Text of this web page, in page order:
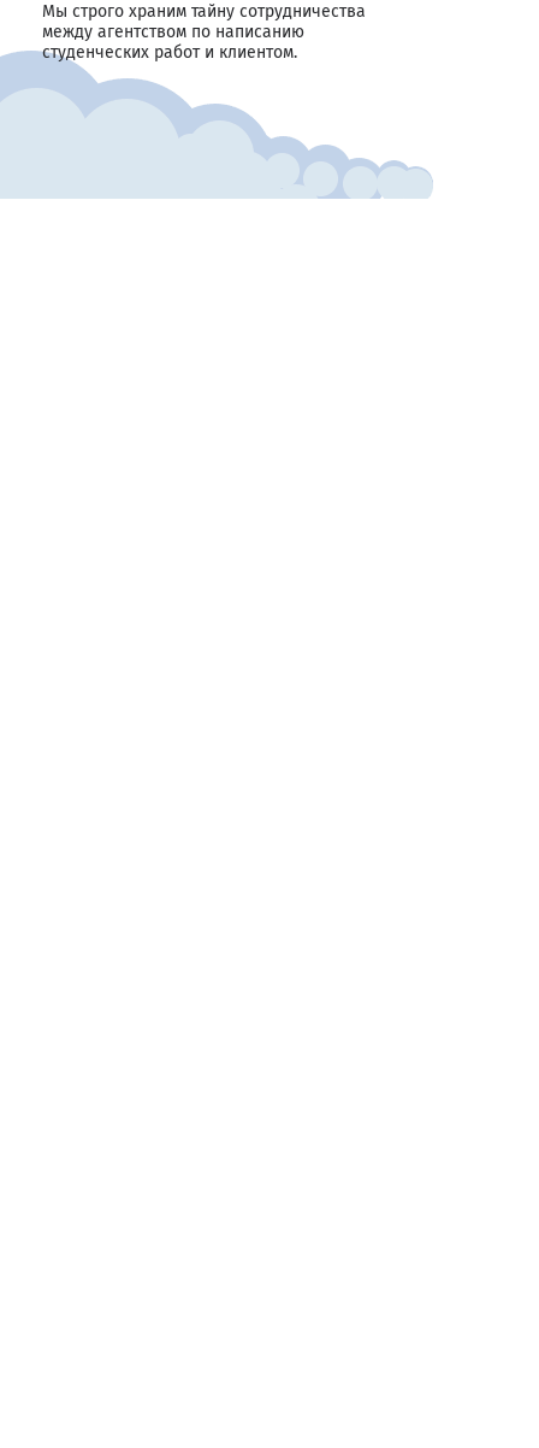
Мы строго храним тайну сотрудничества
между агентством по написанию
студенческих работ и клиентом.